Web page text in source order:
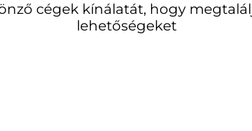
cégek kínálatát, hogy
lehetőségeket